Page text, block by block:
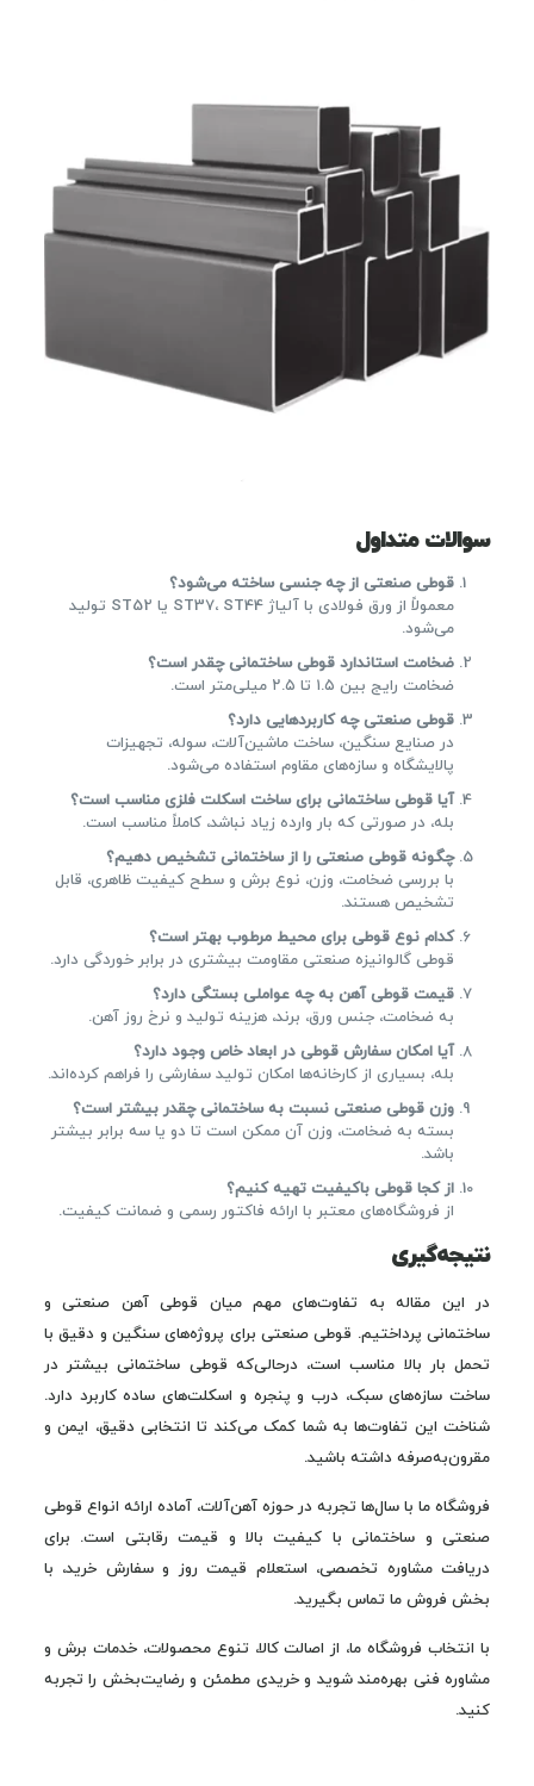
سوالات متداول
قوطی صنعتی از چه جنسی ساخته می‌شود؟
معمولاً از ورق فولادی با آلیاژ ST37، ST44 یا ST52 تولید
می‌شود.
ضخامت استاندارد قوطی ساختمانی چقدر است؟
ضخامت رایج بین ۱.۵ تا ۲.۵ میلی‌متر است.
قوطی صنعتی چه کاربردهایی دارد؟
در صنایع سنگین، ساخت ماشین‌آلات، سوله، تجهیزات
پالایشگاه و سازه‌های مقاوم استفاده می‌شود.
آیا قوطی ساختمانی برای ساخت اسکلت فلزی مناسب است؟
بله، در صورتی که بار وارده زیاد نباشد، کاملاً مناسب است.
چگونه قوطی صنعتی را از ساختمانی تشخیص دهیم؟
با بررسی ضخامت، وزن، نوع برش و سطح کیفیت ظاهری، قابل
تشخیص هستند.
کدام نوع قوطی برای محیط مرطوب بهتر است؟
قوطی گالوانیزه صنعتی مقاومت بیشتری در برابر خوردگی دارد.
قیمت قوطی آهن به چه عواملی بستگی دارد؟
به ضخامت، جنس ورق، برند، هزینه تولید و نرخ روز آهن.
آیا امکان سفارش قوطی در ابعاد خاص وجود دارد؟
بله، بسیاری از کارخانه‌ها امکان تولید سفارشی را فراهم کرده‌اند.
وزن قوطی صنعتی نسبت به ساختمانی چقدر بیشتر است؟
بسته به ضخامت، وزن آن ممکن است تا دو یا سه برابر بیشتر
باشد.
از کجا قوطی باکیفیت تهیه کنیم؟
از فروشگاه‌های معتبر با ارائه فاکتور رسمی و ضمانت کیفیت.
نتیجه‌گیری
در این مقاله به تفاوت‌های مهم میان قوطی آهن صنعتی و
ساختمانی پرداختیم. قوطی صنعتی برای پروژه‌های سنگین و دقیق با
تحمل بار بالا مناسب است، درحالی‌که قوطی ساختمانی بیشتر در
ساخت سازه‌های سبک، درب و پنجره و اسکلت‌های ساده کاربرد دارد.
شناخت این تفاوت‌ها به شما کمک می‌کند تا انتخابی دقیق، ایمن و
مقرون‌به‌صرفه داشته باشید.
فروشگاه ما با سال‌ها تجربه در حوزه آهن‌آلات، آماده ارائه انواع قوطی
صنعتی و ساختمانی با کیفیت بالا و قیمت رقابتی است. برای
دریافت مشاوره تخصصی، استعلام قیمت روز و سفارش خرید، با
بخش فروش ما تماس بگیرید.
با انتخاب فروشگاه ما، از اصالت کالا، تنوع محصولات، خدمات برش و
مشاوره فنی بهره‌مند شوید و خریدی مطمئن و رضایت‌بخش را تجربه
کنید.